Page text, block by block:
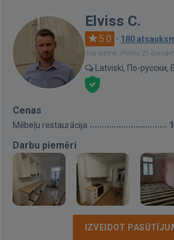
Elviss C.
5.0 · 180
Bija vietnē: Pirms 21 dienām
Latviski, По-русски,
Cenas
Mēbeļu restaurācija
Darbu piemēri
IZVEIDOT